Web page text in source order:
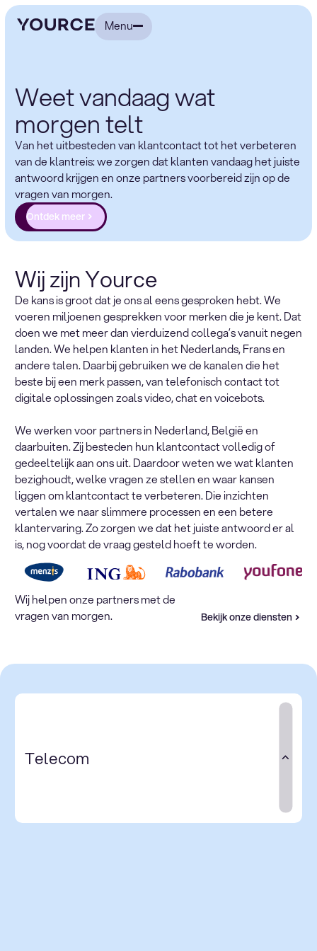
Menu
Weet vandaag wat
morgen telt
Van het uitbesteden van klantcontact tot het verbeteren
van de klantreis: we zorgen dat klanten vandaag het juiste
antwoord krijgen en onze partners voorbereid zijn op de
vragen van morgen.
Ontdek meer
Wij zijn Yource
De kans is groot dat je ons al eens gesproken hebt. We
voeren miljoenen gesprekken voor merken die je kent. Dat
doen we met meer dan vierduizend collega’s vanuit negen
landen. We helpen klanten in het Nederlands, Frans en
andere talen. Daarbij gebruiken we de kanalen die het
beste bij een merk passen, van telefonisch contact tot
digitale oplossingen zoals video, chat en voicebots.
We werken voor partners in Nederland, België en
daarbuiten. Zij besteden hun klantcontact volledig of
gedeeltelijk aan ons uit. Daardoor weten we wat klanten
bezighoudt, welke vragen ze stellen en waar kansen
liggen om klantcontact te verbeteren. Die inzichten
vertalen we naar slimmere processen en een betere
klantervaring. Zo zorgen we dat het juiste antwoord er al
is, nog voordat de vraag gesteld hoeft te worden.
Wij helpen onze partners met de
vragen van morgen.
Bekijk onze diensten
Telecom